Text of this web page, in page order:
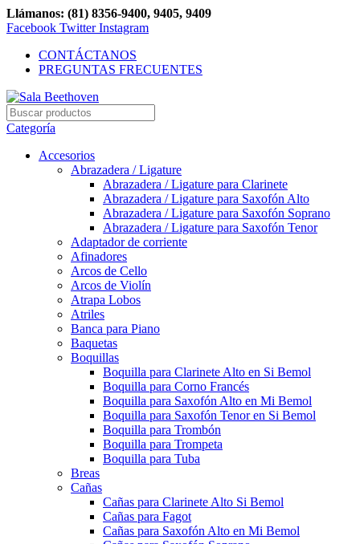
Llámanos: (81) 8356-9400, 9405, 9409
Facebook Twitter Instagram
CONTÁCTANOS
PREGUNTAS FRECUENTES
Categoría
Accesorios
Abrazadera / Ligature
Abrazadera / Ligature para Clarinete
Abrazadera / Ligature para Saxofón Alto
Abrazadera / Ligature para Saxofón Soprano
Abrazadera / Ligature para Saxofón Tenor
Adaptador de corriente
Afinadores
Arcos de Cello
Arcos de Violín
Atrapa Lobos
Atriles
Banca para Piano
Baquetas
Boquillas
Boquilla para Clarinete Alto en Si Bemol
Boquilla para Corno Francés
Boquilla para Saxofón Alto en Mi Bemol
Boquilla para Saxofón Tenor en Si Bemol
Boquilla para Trombón
Boquilla para Trompeta
Boquilla para Tuba
Breas
Cañas
Cañas para Clarinete Alto Si Bemol
Cañas para Fagot
Cañas para Saxofón Alto en Mi Bemol